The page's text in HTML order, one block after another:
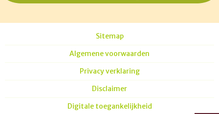
Sitemap
Algemene voorwaarden
Privacy verklaring
Disclaimer
Digitale toegankelijkheid